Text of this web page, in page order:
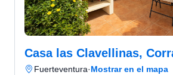
Casa las Clavellinas,
Fuerteventura·Mostrar en el mapa